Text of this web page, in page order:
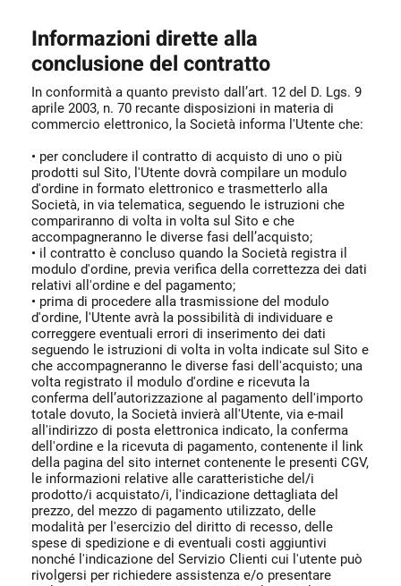
Informazioni dirette alla
conclusione del contratto
In conformità a quanto previsto dall’art. 12 del D. Lgs. 9
aprile 2003, n. 70 recante disposizioni in materia di
commercio elettronico, la Società informa l'Utente che:
• per concludere il contratto di acquisto di uno o più
prodotti sul Sito, l'Utente dovrà compilare un modulo
d'ordine in formato elettronico e trasmetterlo alla
Società, in via telematica, seguendo le istruzioni che
compariranno di volta in volta sul Sito e che
accompagneranno le diverse fasi dell’acquisto;
• il contratto è concluso quando la Società registra il
modulo d'ordine, previa verifica della correttezza dei dati
relativi all'ordine e del pagamento;
• prima di procedere alla trasmissione del modulo
d'ordine, l'Utente avrà la possibilità di individuare e
correggere eventuali errori di inserimento dei dati
seguendo le istruzioni di volta in volta indicate sul Sito e
che accompagneranno le diverse fasi dell'acquisto; una
volta registrato il modulo d'ordine e ricevuta la
conferma dell’autorizzazione al pagamento dell'importo
totale dovuto, la Società invierà all'Utente, via e-mail
all'indirizzo di posta elettronica indicato, la conferma
dell'ordine e la ricevuta di pagamento, contenente il link
della pagina del sito internet contenente le presenti CGV,
le informazioni relative alle caratteristiche del/i
prodotto/i acquistato/i, l'indicazione dettagliata del
prezzo, del mezzo di pagamento utilizzato, delle
modalità per l'esercizio del diritto di recesso, delle
spese di spedizione e di eventuali costi aggiuntivi
nonché l'indicazione del Servizio Clienti cui l'utente può
rivolgersi per richiedere assistenza e/o presentare